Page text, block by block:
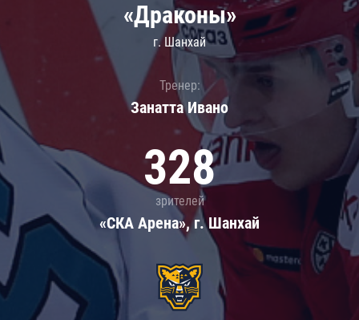
«Драконы»
г. Шанхай
Тренер:
Занатта Иванo
328
зрителей
«СКА Арена», г. Шанхай